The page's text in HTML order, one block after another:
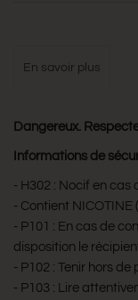
en savoir plus
Dangereux.
Informations de
- H302 : Nocif en cas
- Contient NICOTINE
- P101 : En cas de
disposition le
- P102 : Tenir hors
- P103 : Lire